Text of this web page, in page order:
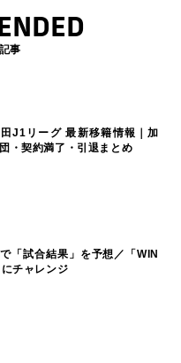
事
J1リーグ 最新移籍情報｜加
・契約満了・引退まとめ
「試合結果」を予想／「WIN
チャレンジ